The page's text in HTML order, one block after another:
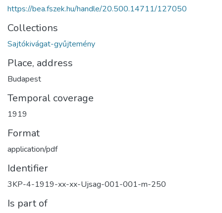
https://bea.fszek.hu/handle/20.500.14711/127050
Collections
Sajtókivágat-gyűjtemény
Place, address
Budapest
Temporal coverage
1919
Format
application/pdf
Identifier
3KP-4-1919-xx-xx-Ujsag-001-001-m-250
Is part of